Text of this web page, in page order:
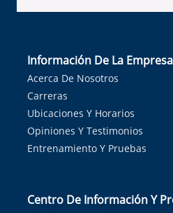
Información De La Empresa
Acerca De Nosotros
Carreras
Ubicaciones Y Horarios
Opiniones Y Testimonios
Entrenamiento Y Pruebas
Centro De Información Y